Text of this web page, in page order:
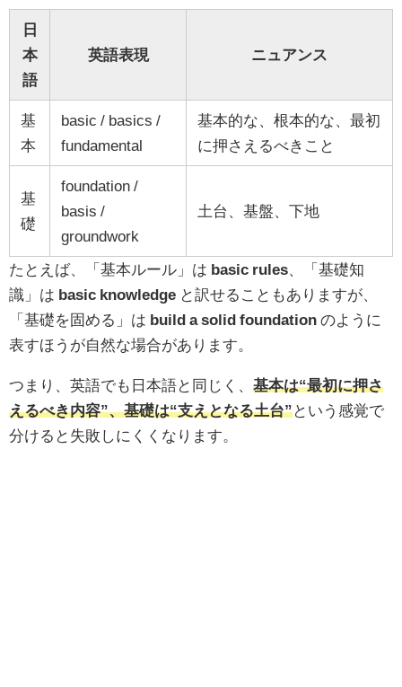
日
本
語
英語表現 ニュアンス
基
本
basic / basics /
fundamental
基本的な、根本的な、最初
に押さえるべきこと
基
礎
foundation /
basis /
groundwork
土台、基盤、下地
たとえば、「基本ルール」は basic rules 、「基礎知
識」は basic knowledge と訳せることもありますが、
「基礎を固める」は build a solid foundation のように
表すほうが自然な場合があります。
つまり、英語でも日本語と同じく、 基本は“最初に押さ
えるべき内容”、基礎は“支えとなる土台”という感覚で
分けると失敗しにくくなります。